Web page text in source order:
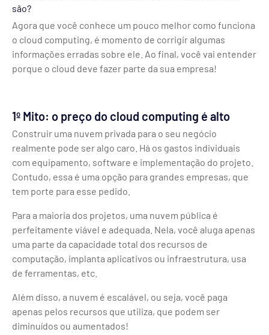
são?
Agora que você conhece um pouco melhor como funciona
o cloud computing, é momento de corrigir algumas
informações erradas sobre ele. Ao final, você vai entender
porque o cloud deve fazer parte da sua empresa!
1º Mito: o preço do cloud computing é alto
Construir uma nuvem privada para o seu negócio
realmente pode ser algo caro. Há os gastos individuais
com equipamento, software e implementação do projeto.
Contudo, essa é uma opção para grandes empresas, que
tem porte para esse pedido.
Para a maioria dos projetos, uma nuvem pública é
perfeitamente viável e adequada. Nela, você aluga apenas
uma parte da capacidade total dos recursos de
computação, implanta aplicativos ou infraestrutura, usa
de ferramentas, etc.
Além disso, a nuvem é escalável, ou seja, você paga
apenas pelos recursos que utiliza, que podem ser
diminuídos ou aumentados!